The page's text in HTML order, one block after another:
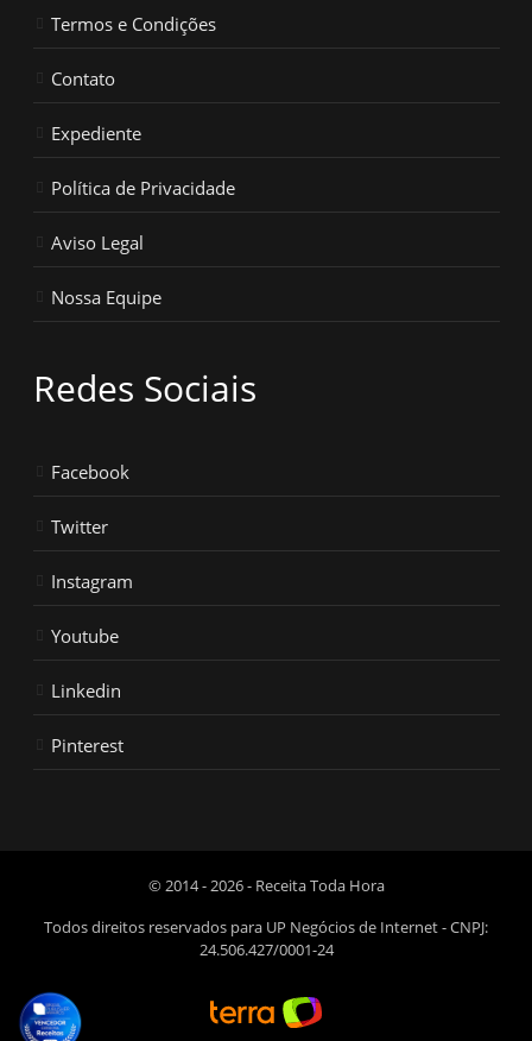
Termos e Condições
Contato
Expediente
Política de Privacidade
Aviso Legal
Nossa Equipe
Redes Sociais
Facebook
Twitter
Instagram
Youtube
Linkedin
Pinterest
© 2014 - 2026 - Receita Toda Hora
Todos direitos reservados para UP Negócios de Internet - CNPJ:
24.506.427/0001-24